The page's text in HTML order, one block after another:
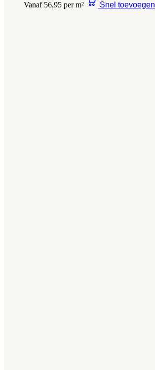
Vanaf 56,95 per m² Snel toevoegen